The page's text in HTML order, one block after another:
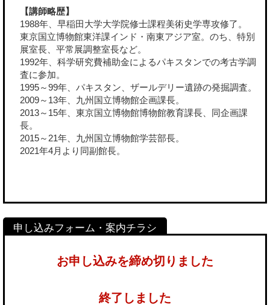
【講師略歴】
1988年、早稲田大学大学院修士課程美術史学専攻修了。
東京国立博物館東洋課インド・南東アジア室。のち、特別
展室長、平常展調整室長など。
1992年、科学研究費補助金によるパキスタンでの考古学調
査に参加。
1995～99年、パキスタン、ザールデリー遺跡の発掘調査。
2009～13年、九州国立博物館企画課長。
2013～15年、東京国立博物館博物館教育課長、同企画課
長。
2015～21年、九州国立博物館学芸部長。
2021年4月より同副館長。
お申し込みを締め切りました
終了しました